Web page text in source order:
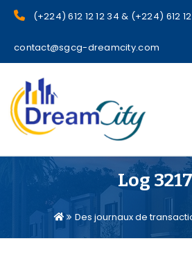
(+224) 612 12 12 34 & (+224) 612 12
contact@sgcg-dreamcity.com
sgcg dreamcity
Log 3217
Des journaux de